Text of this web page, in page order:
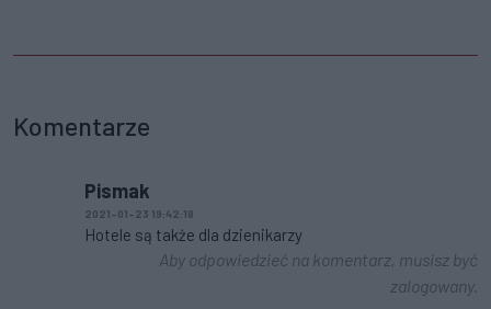
Komentarze
Pismak
2021-01-23 19:42:18
Hotele są także dla dzienikarzy
Aby odpowiedzieć na komentarz, musisz być
zalogowany.